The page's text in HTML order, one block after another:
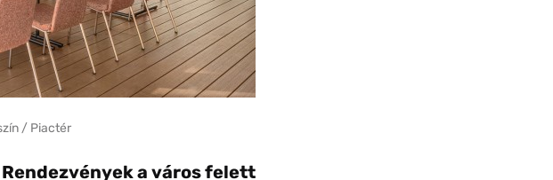
/ Piactér
Rendezvények a város felett